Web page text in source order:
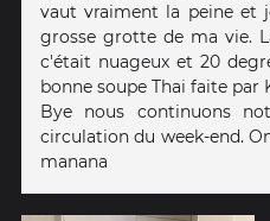
vaut vraiment la peine et
grosse grotte de ma vie.
c'était nuageux et 20
bonne soupe Thai faite par
Bye nous continuons
circulation du week-end.
manana